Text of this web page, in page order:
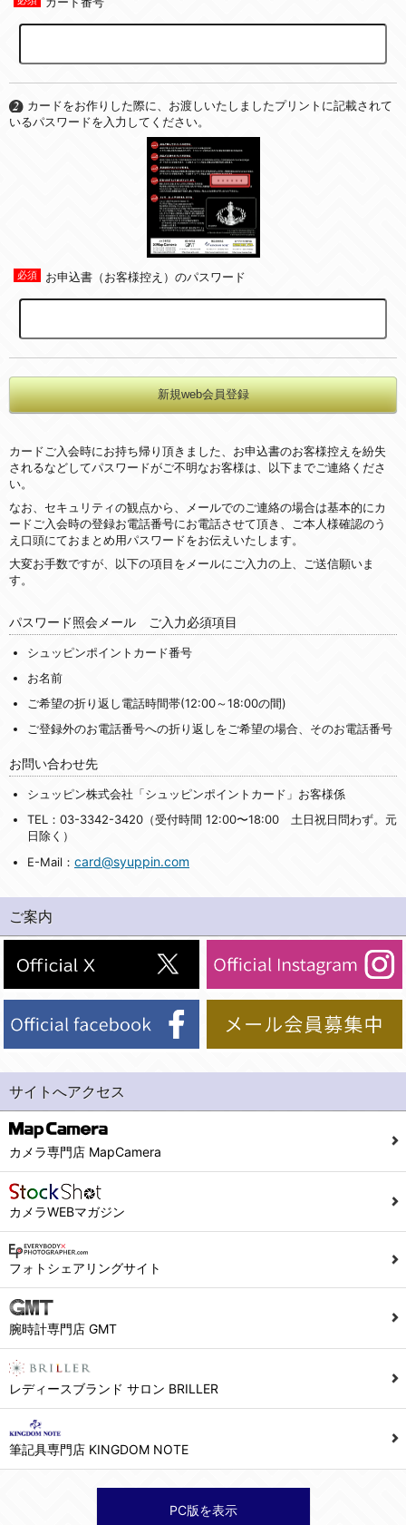
カードをお作りした際に、お渡しいたしましたプリントに記載されて
いるパスワードを入力してください。
お申込書（お客様控え）のパスワード
カードご入会時にお持ち帰り頂きました、お申込書のお客様控えを紛失
されるなどしてパスワードがご不明なお客様は、以下までご連絡くださ
い。
なお、セキュリティの観点から、メールでのご連絡の場合は基本的にカ
ードご入会時の登録お電話番号にお電話させて頂き、ご本人様確認のう
え口頭にておまとめ用パスワードをお伝えいたします。
大変お手数ですが、以下の項目をメールにご入力の上、ご送信願いま
す。
パスワード照会メール ご入力必須項目
シュッピンポイントカード番号
お名前
ご希望の折り返し電話時間帯(12:00～18:00の間)
ご登録外のお電話番号への折り返しをご希望の場合、そのお電話番号
お問い合わせ先
シュッピン株式会社「シュッピンポイントカード」お客様係
TEL：03-3342-3420（受付時間 12:00〜18:00 土日祝日問わず。元
日除く）
E-Mail： card@syuppin.com
ご案内
サイトへアクセス
カメラ専門店 MapCamera
カメラWEBマガジン
フォトシェアリングサイト
腕時計専門店 GMT
レディースブランド サロン BRILLER
筆記具専門店 KINGDOM NOTE
PC版を表示